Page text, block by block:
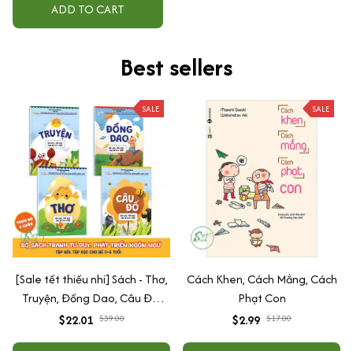
ADD TO CART
Best sellers
SALE
[Sale tết thiếu nhi] Sách - Thơ,
Truyện, Đồng Dao, Câu Đố,
Tập Nói Tập Đọc Cho Bé 0-6
$22.01 $39.00
SALE
Cách Khen, Cách Mắng, Cách
Phạt Con
$2.99 $17.00